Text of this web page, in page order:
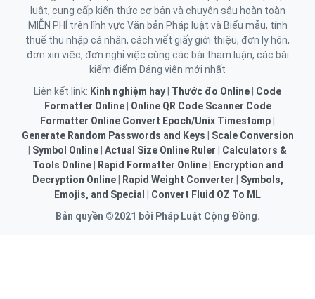
luật, cung cấp kiến thức cơ bản và chuyên sâu hoàn toàn
MIỄN PHÍ trên lĩnh vực Văn bản Pháp luật và Biểu mẫu, tính
thuế thu nhập cá nhân, cách viết giấy giới thiệu, đơn ly hôn,
đơn xin việc, đơn nghỉ việc cùng các bài tham luận, các bài
kiểm điểm Đảng viên mới nhất
Liên kết link: Kinh nghiệm hay Thước đo Online
Code
Formatter Online| Online QR Code Scanner Code
Formatter Online Convert Epoch/Unix Timestamp
Generate Random Passwords and Keys
Scale Conversion
Symbol Online Actual Size Online Ruler
Calculators &
Tools Online| Rapid Formatter Online|
Encryption and
Decryption Online| Rapid Weight Converter
Symbols,
Emojis, and Special
Convert Fluid OZ To ML
Bản quyền ©2021 bởi Pháp Luật Cộng Đồng.